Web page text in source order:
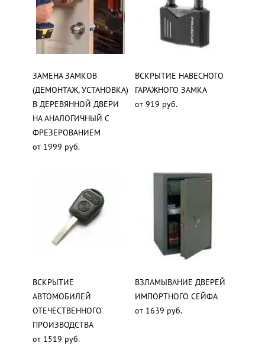
ЗАМЕНА ЗАМКОВ
(ДЕМОНТАЖ, УСТАНОВКА)
В ДЕРЕВЯННОЙ ДВЕРИ
НА АНАЛОГИЧНЫЙ С
ФРЕЗЕРОВАНИЕМ
от 1999 руб.
ВСКРЫТИЕ НАВЕСНОГО
ГАРАЖНОГО ЗАМКА
от 919 руб.
ВСКРЫТИЕ
АВТОМОБИЛЕЙ
ОТЕЧЕСТВЕННОГО
ПРОИЗВОДСТВА
от 1519 руб.
ВЗЛАМЫВАНИЕ ДВЕРЕЙ
ИМПОРТНОГО СЕЙФА
от 1639 руб.